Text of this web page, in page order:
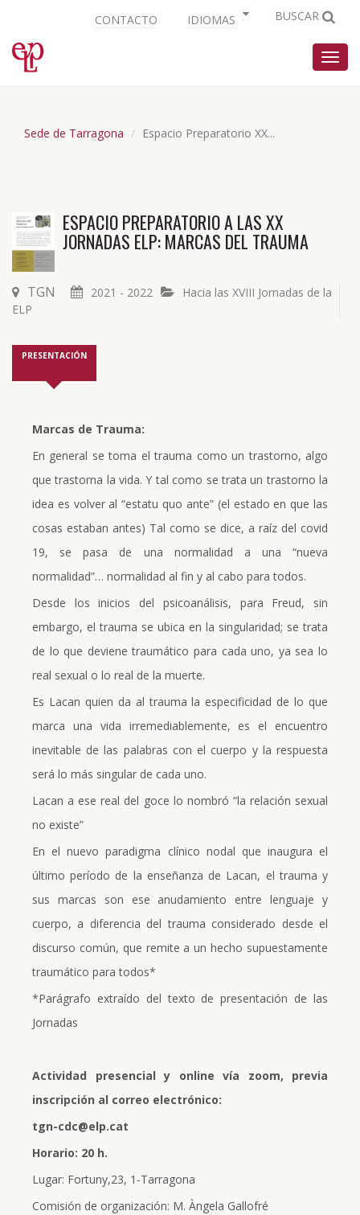
CONTACTO IDIOMAS BUSCAR
Sede de Tarragona Espacio Preparatorio XX...
ESPACIO PREPARATORIO A LAS XX
JORNADAS ELP: MARCAS DEL TRAUMA
TGN 2021 - 2022
Hacia las XVIII Jornadas de la
ELP
PRESENTACIÓN
Marcas de Trauma:
En general se toma el trauma como un trastorno, algo
que trastorna la vida. Y tal como se trata un trastorno la
idea es volver al “estatu quo ante” (el estado en que las
cosas estaban antes) Tal como se dice, a raíz del covid
19, se pasa de una normalidad a una “nueva
normalidad”… normalidad al fin y al cabo para todos.
Desde los inicios del psicoanálisis, para Freud, sin
embargo, el trauma se ubica en la singularidad; se trata
de lo que deviene traumático para cada uno, ya sea lo
real sexual o lo real de la muerte.
Es Lacan quien da al trauma la especificidad de lo que
marca una vida irremediablemente, es el encuentro
inevitable de las palabras con el cuerpo y la respuesta
será lo más singular de cada uno.
Lacan a ese real del goce lo nombró “la relación sexual
no existe”
En el nuevo paradigma clínico nodal que inaugura el
último período de la enseñanza de Lacan, el trauma y
sus marcas son ese anudamiento entre lenguaje y
cuerpo, a diferencia del trauma considerado desde el
discurso común, que remite a un hecho supuestamente
traumático para todos*
*Parágrafo extraído del texto de presentación de las
Jornadas
Actividad presencial y online vía zoom, previa
inscripción al correo electrónico:
tgn-cdc@elp.cat
Horario: 20 h.
Lugar: Fortuny,23, 1-Tarragona
Comisión de organización: M. Àngela Gallofré